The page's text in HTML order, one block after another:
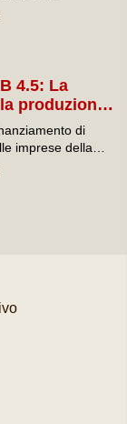
4.5: La
produzione
la catena
di
imprese della
risultato